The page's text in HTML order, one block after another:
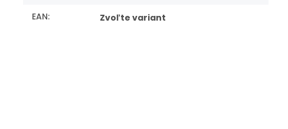
EAN: Zvoľte variant